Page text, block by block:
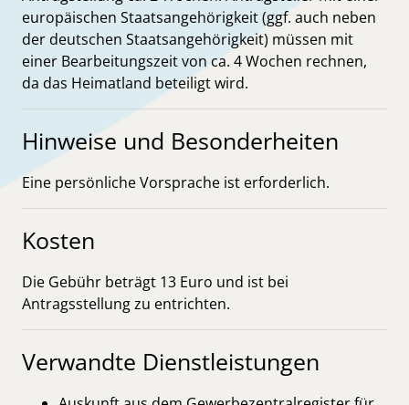
europäischen Staatsangehörigkeit (ggf. auch neben
der deutschen Staatsangehörigkeit) müssen mit
einer Bearbeitungszeit von ca. 4 Wochen rechnen,
da das Heimatland beteiligt wird.
Hinweise und Besonderheiten
Eine persönliche Vorsprache ist erforderlich.
Kosten
Die Gebühr beträgt 13 Euro und ist bei
Antragsstellung zu entrichten.
Verwandte Dienstleistungen